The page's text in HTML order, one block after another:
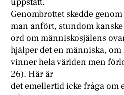
Genombrottet skedde
man anfört, stundom
ord om människosjälens
hjälper det en människa, om
vinner hela världen men
26). Här är
det emellertid icke fråga om